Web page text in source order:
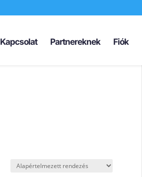
Kapcsolat Partnereknek Fiók